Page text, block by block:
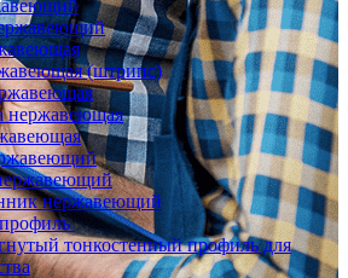
(штрипс)
нержавеющая
нержавеющий
тонкостенный профиль для